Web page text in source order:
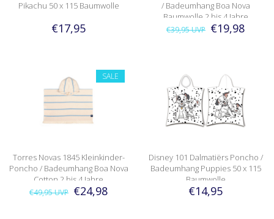
Pikachu 50 x 115 Baumwolle
€17,95
/ Badeumhang Boa Nova
Baumwolle 2 bis 4 Jahre
€39,95UVP €19,98
SALE
Torres Novas 1845 Kleinkinder-
Poncho / Badeumhang Boa Nova
Cotton 2 bis 4 Jahre
€49,95UVP €24,98
Disney 101 Dalmatiërs Poncho /
Badeumhang Puppies 50 x 115
Baumwolle
€14,95